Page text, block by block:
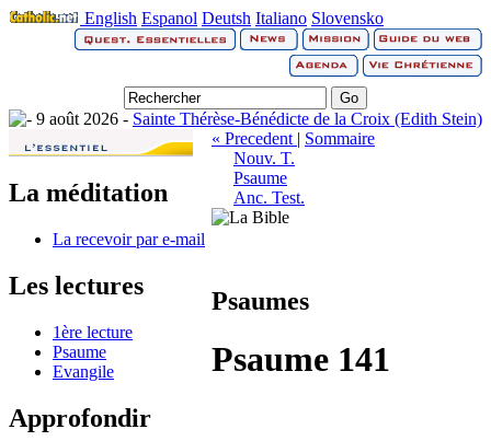
English Espanol Deutsh Italiano Slovensko
9 août 2026 - Sainte Thérèse-Bénédicte de la Croix (Edith Stein)
La méditation
La recevoir par e-mail
Les lectures
1ère lecture
Psaume
Evangile
Approfondir
« Precedent | Sommaire
Nouv. T.
Psaume
Anc. Test.
Psaumes
Psaume 141